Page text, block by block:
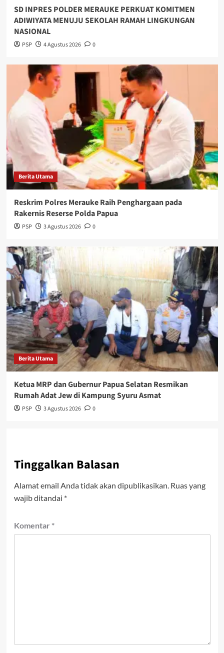
SD INPRES POLDER MERAUKE PERKUAT KOMITMEN
ADIWIYATA MENUJU SEKOLAH RAMAH LINGKUNGAN
NASIONAL
PSP 4 Agustus 2026 0
Berita Utama
Reskrim Polres Merauke Raih Penghargaan pada
Rakernis Reserse Polda Papua
PSP 3 Agustus 2026 0
Berita Utama
Ketua MRP dan Gubernur Papua Selatan Resmikan
Rumah Adat Jew di Kampung Syuru Asmat
PSP 3 Agustus 2026 0
Tinggalkan Balasan
Alamat email Anda tidak akan dipublikasikan. Ruas yang
wajib ditandai *
Komentar *